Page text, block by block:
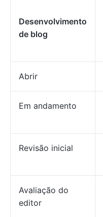
Desenvolvimento
de blog
Abrir
Em andamento
Revisão inicial
Avaliação do
editor